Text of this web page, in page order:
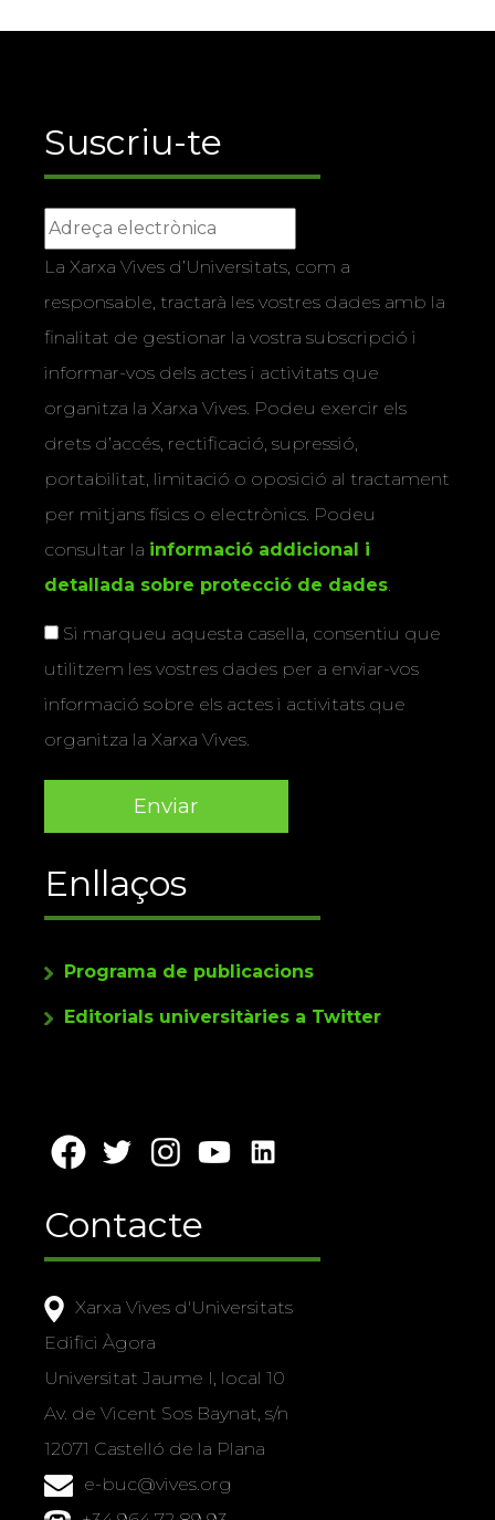
Suscriu-te
La Xarxa Vives d’Universitats, com a
responsable, tractarà les vostres dades amb la
finalitat de gestionar la vostra subscripció i
informar-vos dels actes i activitats que
organitza la Xarxa Vives. Podeu exercir els
drets d’accés, rectificació, supressió,
portabilitat, limitació o oposició al tractament
per mitjans físics o electrònics. Podeu
consultar la informació addicional i
detallada sobre protecció de dades.
Si marqueu aquesta casella, consentiu que
utilitzem les vostres dades per a enviar-vos
informació sobre els actes i activitats que
organitza la Xarxa Vives.
Enllaços
Programa de publicacions
Editorials universitàries a Twitter
Contacte
Xarxa Vives d'Universitats
Edifici Àgora
Universitat Jaume I, local 10
Av. de Vicent Sos Baynat, s/n
12071 Castelló de la Plana
e-buc@vives.org